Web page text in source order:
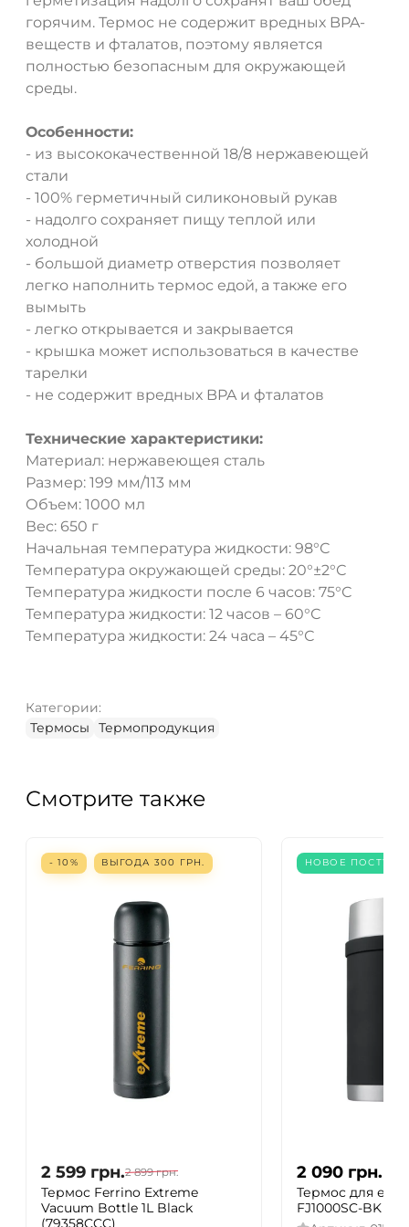
горячим. Термос не содержит вредных BPA-
веществ и фталатов, поэтому является
полностью безопасным для окружающей
среды.
Особенности:
- из высококачественной 18/8 нержавеющей
стали
- 100% герметичный силиконовый рукав
- надолго сохраняет пищу теплой или
холодной
- большой диаметр отверстия позволяет
легко наполнить термос едой, а также его
вымыть
- легко открывается и закрывается
- крышка может использоваться в качестве
тарелки
- не содержит вредных BPA и фталатов
Технические характеристики:
Материал: нержавеющея сталь
Размер: 199 мм/113 мм
Объем: 1000 мл
Вес: 650 г
Начальная температура жидкости: 98°С
Температура окружающей среды: 20°±2°С
Температура жидкости после 6 часов: 75°С
Температура жидкости: 12 часов – 60°С
Температура жидкости: 24 часа – 45°С
Категории:
Термосы
Термопродукция
Смотрите также
- 10% ВЫГОДА 300 ГРН.
2 599 грн.2 899 грн.
Термос Ferrino Extreme
Vacuum Bottle 1L Black
(79358CCC)
НОВОЕ
2 090 грн.
Термос для еды
FJ1000SC-BK
ДА НЕТ